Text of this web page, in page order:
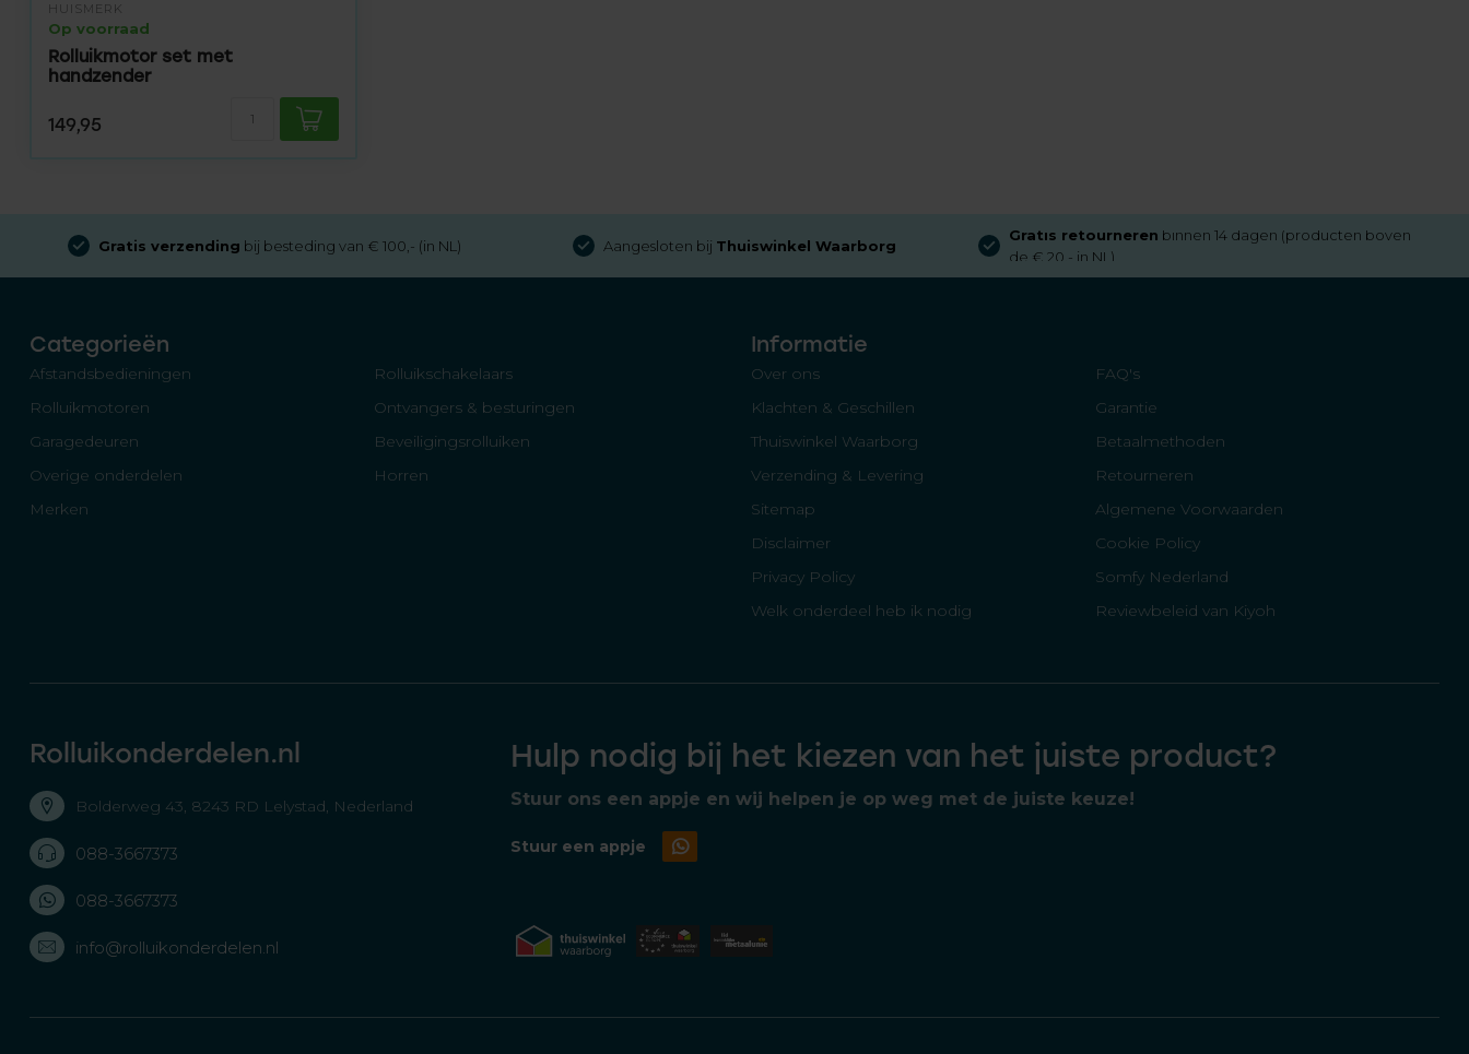
HUISMERK
Op voorraad
Rolluikmotor set met
handzender
149,95
Gratis verzending bij besteding van € 100,- (in NL) Aangesloten bij Thuiswinkel Waarborg
Gratis retourneren binnen 14 dagen (producten boven
de € 20,- in NL)
Categorieën
Afstandsbedieningen
Rolluikschakelaars
Rolluikmotoren
Ontvangers & besturingen
Garagedeuren
Beveiligingsrolluiken
Overige onderdelen
Horren
Merken
Informatie
Over ons
FAQ's
Klachten & Geschillen
Garantie
Thuiswinkel Waarborg
Betaalmethoden
Verzending & Levering
Retourneren
Sitemap
Algemene Voorwaarden
Disclaimer
Cookie Policy
Privacy Policy
Somfy Nederland
Welk onderdeel heb ik nodig
Reviewbeleid van Kiyoh
Rolluikonderdelen.nl
Bolderweg 43, 8243 RD Lelystad, Nederland
088-3667373
088-3667373
info@rolluikonderdelen.nl
Hulp nodig bij het kiezen van het juiste product?
Stuur ons een appje en wij helpen je op weg met de juiste keuze!
Stuur een appje